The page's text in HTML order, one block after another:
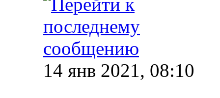
14 янв 2021, 08:10